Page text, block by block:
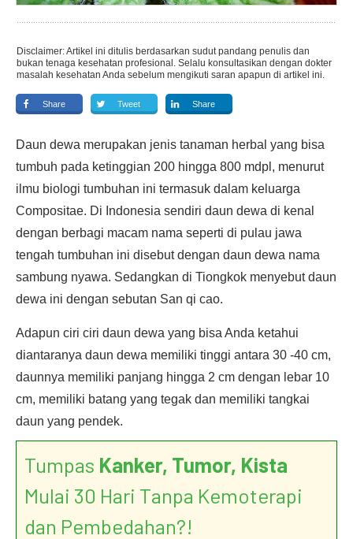
Disclaimer: Artikel ini ditulis berdasarkan sudut pandang penulis dan
bukan tenaga kesehatan profesional. Selalu konsultasikan dengan dokter
masalah kesehatan Anda sebelum mengikuti saran apapun di artikel ini.
Share Tweet Share
Daun dewa merupakan jenis tanaman herbal yang bisa
tumbuh pada ketinggian 200 hingga 800 mdpl, menurut
ilmu biologi tumbuhan ini termasuk dalam keluarga
Compositae. Di Indonesia sendiri daun dewa di kenal
dengan berbagi macam nama seperti di pulau jawa
tengah tumbuhan ini disebut dengan daun dewa nama
sambung nyawa. Sedangkan di Tiongkok menyebut daun
dewa ini dengan sebutan San qi cao.
Adapun ciri ciri daun dewa yang bisa Anda ketahui
diantaranya daun dewa memiliki tinggi antara 30 -40 cm,
daunnya memiliki panjang hingga 2 cm dengan lebar 10
cm, memiliki batang yang tegak dan memiliki tangkai
daun yang pendek.
Tumpas Kanker, Tumor, Kista
Mulai 30 Hari Tanpa Kemoterapi
dan Pembedahan?!